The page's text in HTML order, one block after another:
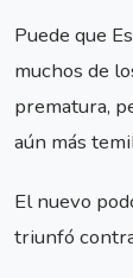
Puede que
muchos de
prematura,
aún más
El nuevo
triunfó